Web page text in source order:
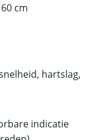
cm
hartslag,
indicatie